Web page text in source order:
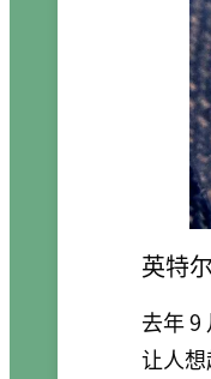
英特
去年 9
让人